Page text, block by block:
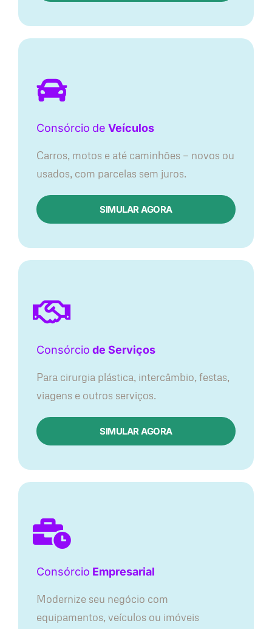
Consórcio de Veículos
Carros, motos e até caminhões — novos ou
usados, com parcelas sem juros.
SIMULAR AGORA
Consórcio de Serviços
Para cirurgia plástica, intercâmbio, festas,
viagens e outros serviços.
SIMULAR AGORA
Consórcio Empresarial
Modernize seu negócio com
equipamentos, veículos ou imóveis